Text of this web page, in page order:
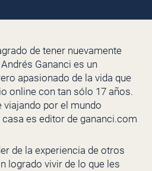
de tener nuevamente
Gananci es un
apasionado de la vida que
online con tan sólo 17 años.
viajando por el mundo
es editor de gananci.com
de la experiencia de otros
logrado vivir de lo que les